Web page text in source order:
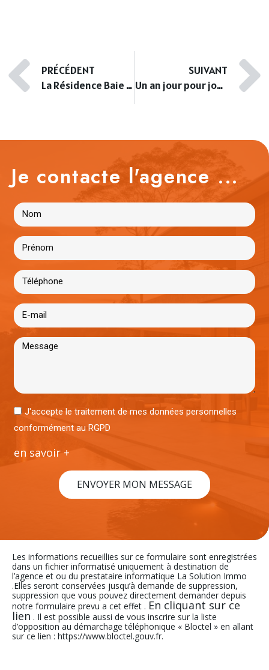
PRÉCÉDENT
La Résidence Baie Horizon : une adresse d’exception à Nice
SUIVANT
Un an jour pour jour : l’histoire vraie d’une vente immobilière à Nice
Je contacte l'agence ...
J'accepte le traitement de mes données personnelles
conformément au RGPD
en savoir +
ENVOYER MON MESSAGE
Les informations recueillies sur ce formulaire sont enregistrées
dans un fichier informatisé uniquement à destination de
l’agence et ou du prestataire informatique La Solution Immo
.Elles seront conservées jusqu’à demande de suppression,
suppression que vous pouvez directement demander depuis
notre formulaire prevu a cet effet . En cliquant sur ce
lien . Il est possible aussi de vous inscrire sur la liste
d’opposition au démarchage téléphonique « Bloctel » en allant
sur ce lien : https://www.bloctel.gouv.fr.